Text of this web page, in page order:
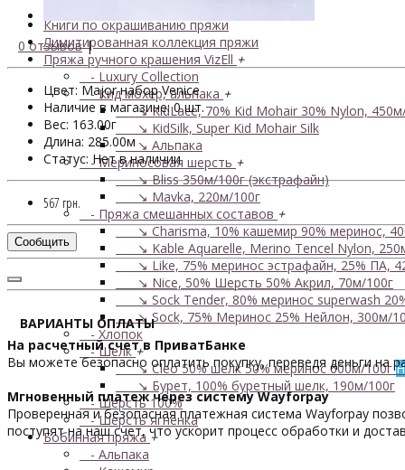
Книги по окрашиванию пряжи
Лимитированная коллекция пряжи
Пряжа ручного крашения VizEll +
- Luxury Collection
- Кид мохер, альпака +
↘ KidLace, 70% Kid Mohair 30% Nylon,
↘ KidSilk, Super Kid Mohair Silk
↘ Альпака
- Мериносовая шерсть +
↘ Bliss 350м/100г (экстрафайн)
↘ Mavka, 220м/100г
- Пряжа смешанных составов +
↘ Charisma, 10% кашемир 90% меринос,
↘ Kable Aquarelle, Merino Tencel Nylon,
↘ Like, 75% меринос эстрафайн, 25% ПА,
↘ Nice, 50% Шерсть 50% Акрил, 70м/100г
↘ Sock Tender, 80% меринос superwash
↘ Sock, 75% Меринос 25% Нейлон, 300м/
- Хлопок
- Шелк+
↘ Cleo 50% шелк 50% меринос 600м/100г
↘ Бурет, 100% буретный шелк, 190м/100г
- Шерсть 100%
- Шерсть ягненка
Бобинная пряжа+
- Альпака
0 отзывов|
Цвет: Major набор Venice
Наличие в магазине: 0 шт.
Вес: 163.00г
Длина: 285.00м
Статус: Нет в наличии
567 грн.
Сообщить
ВАРИАНТЫ ОПЛАТЫ
На расчетный счет в ПриватБанке
Вы можете безопасно оплатить покупку, переведя деньги на
Мгновенный платеж через систему Wayforpay
Проверенная и безопасная платежная система Wayforpay
поступят на наш счет, что ускорит процесс обработки и